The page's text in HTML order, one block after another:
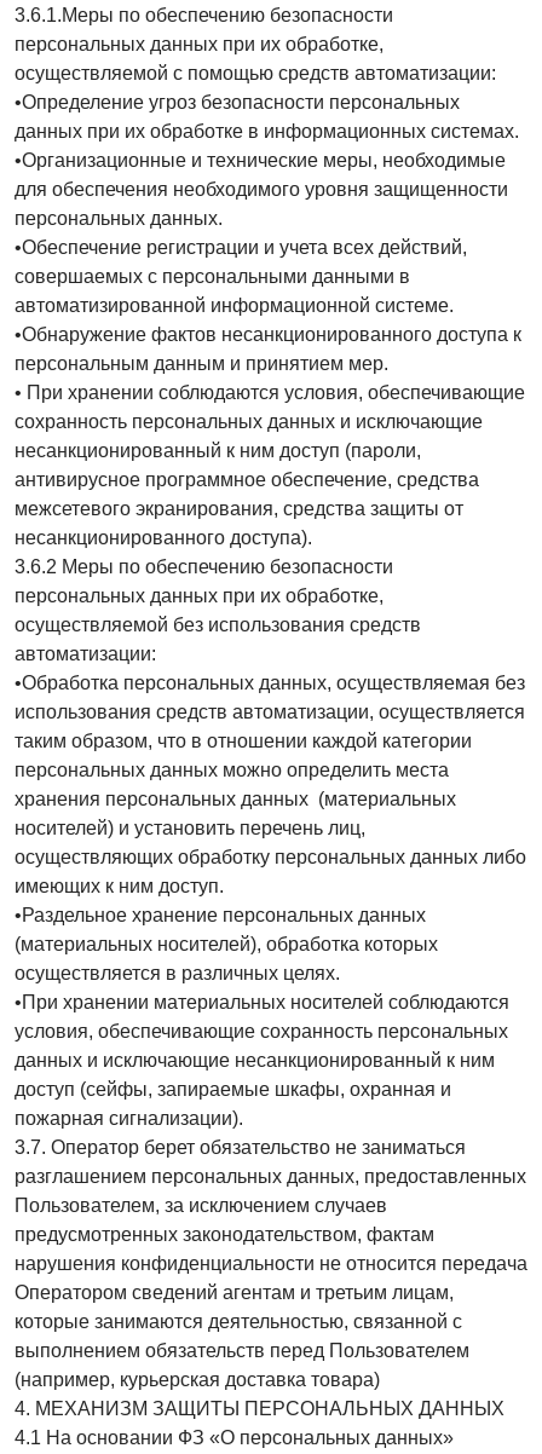
3.6.1.Меры по обеспечению безопасности
персональных данных при их обработке,
осуществляемой с помощью средств автоматизации:
•Определение угроз безопасности персональных
данных при их обработке в информационных системах.
•Организационные и технические меры, необходимые
для обеспечения необходимого уровня защищенности
персональных данных.
•Обеспечение регистрации и учета всех действий,
совершаемых с персональными данными в
автоматизированной информационной системе.
•Обнаружение фактов несанкционированного доступа к
персональным данным и принятием мер.
• При хранении соблюдаются условия, обеспечивающие
сохранность персональных данных и исключающие
несанкционированный к ним доступ (пароли,
антивирусное программное обеспечение, средства
межсетевого экранирования, средства защиты от
несанкционированного доступа).
3.6.2 Меры по обеспечению безопасности
персональных данных при их обработке,
осуществляемой без использования средств
автоматизации:
•Обработка персональных данных, осуществляемая без
использования средств автоматизации, осуществляется
таким образом, что в отношении каждой категории
персональных данных можно определить места
хранения персональных данных (материальных
носителей) и установить перечень лиц,
осуществляющих обработку персональных данных либо
имеющих к ним доступ.
•Раздельное хранение персональных данных
(материальных носителей), обработка которых
осуществляется в различных целях.
•При хранении материальных носителей соблюдаются
условия, обеспечивающие сохранность персональных
данных и исключающие несанкционированный к ним
доступ (сейфы, запираемые шкафы, охранная и
пожарная сигнализации).
3.7. Оператор берет обязательство не заниматься
разглашением персональных данных, предоставленных
Пользователем, за исключением случаев
предусмотренных законодательством, фактам
нарушения конфиденциальности не относится передача
Оператором сведений агентам и третьим лицам,
которые занимаются деятельностью, связанной с
выполнением обязательств перед Пользователем
(например, курьерская доставка товара)
4. МЕХАНИЗМ ЗАЩИТЫ ПЕРСОНАЛЬНЫХ ДАННЫХ
4.1 На основании ФЗ «О персональных данных»